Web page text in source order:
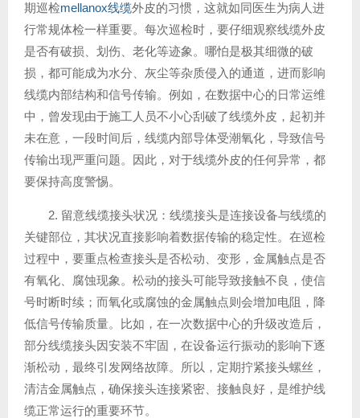
期巡检mellanox线缆外皮的习惯，这就如同医生为病人进
行常规体检一样重要。每次巡检时，要仔细观察线缆外皮
是否有破损、划伤、老化等迹象。哪怕是极其细微的破
损，都可能成为水分、灰尘等杂质侵入的通道，进而影响
线缆内部结构和信号传输。例如，在数据中心的日常运维
中，曾发现由于施工人员不小心刮破了线缆外皮，起初并
未在意，一段时间后，线缆内部导体受潮氧化，导致信号
传输出现严重问题。因此，对于线缆外皮的任何异常，都
要保持高度警惕。
2. 留意线缆接头状况：线缆接头是连接设备与线缆的
关键部位，其状况直接影响着数据传输的稳定性。在巡检
过程中，要重点检查接头是否松动、变形，金属触点是否
有氧化、腐蚀现象。松动的接头可能导致接触不良，使信
号时断时续；而氧化或腐蚀的金属触点则会增加电阻，降
低信号传输质量。比如，在一次数据中心的升级改造后，
部分线缆接头因安装不牢固，在设备运行振动的影响下逐
渐松动，最终引发网络故障。所以，定期拧紧接头螺丝，
清洁金属触点，确保接头连接紧密、接触良好，是维护线
缆正常运行的重要环节。